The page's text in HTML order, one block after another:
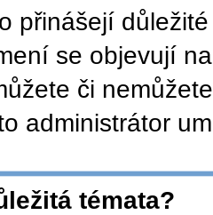
přinášejí
se objevují
či
administrátor
témata?